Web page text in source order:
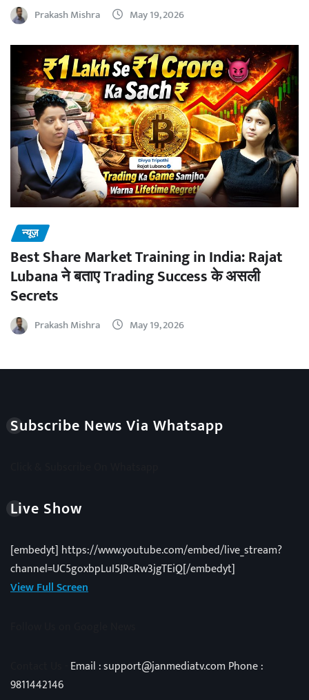
Prakash Mishra May 19, 2026
न्यूज़
Best Share Market Training in India: Rajat
Lubana ने बताए Trading Success के असली
Secrets
Prakash Mishra May 19, 2026
Subscribe News Via Whatsapp
Live Show
[embedyt] https://www.youtube.com/embed/live_stream?
channel=UC5goxbpLuI5JRsRw3jgTEiQ[/embedyt]
View Full Screen
Email : support@janmediatv.com Phone :
9811442146